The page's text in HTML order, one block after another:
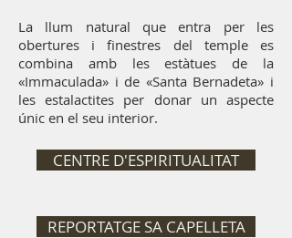
La llum natural que entra per les
obertures i finestres del temple es
combina amb les estàtues de la
«Immaculada» i de «Santa Bernadeta» i
les estalactites per donar un aspecte
únic en el seu interior.
CENTRE D'ESPIRITUALITAT
REPORTATGE SA CAPELLETA